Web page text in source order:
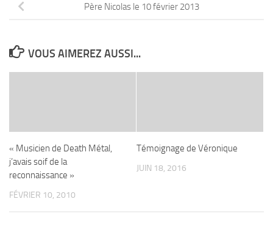
Père Nicolas le 10 février 2013
VOUS AIMEREZ AUSSI...
« Musicien de Death Métal,
j’avais soif de la
reconnaissance »
FÉVRIER 10, 2010
Témoignage de Véronique
JUIN 18, 2016